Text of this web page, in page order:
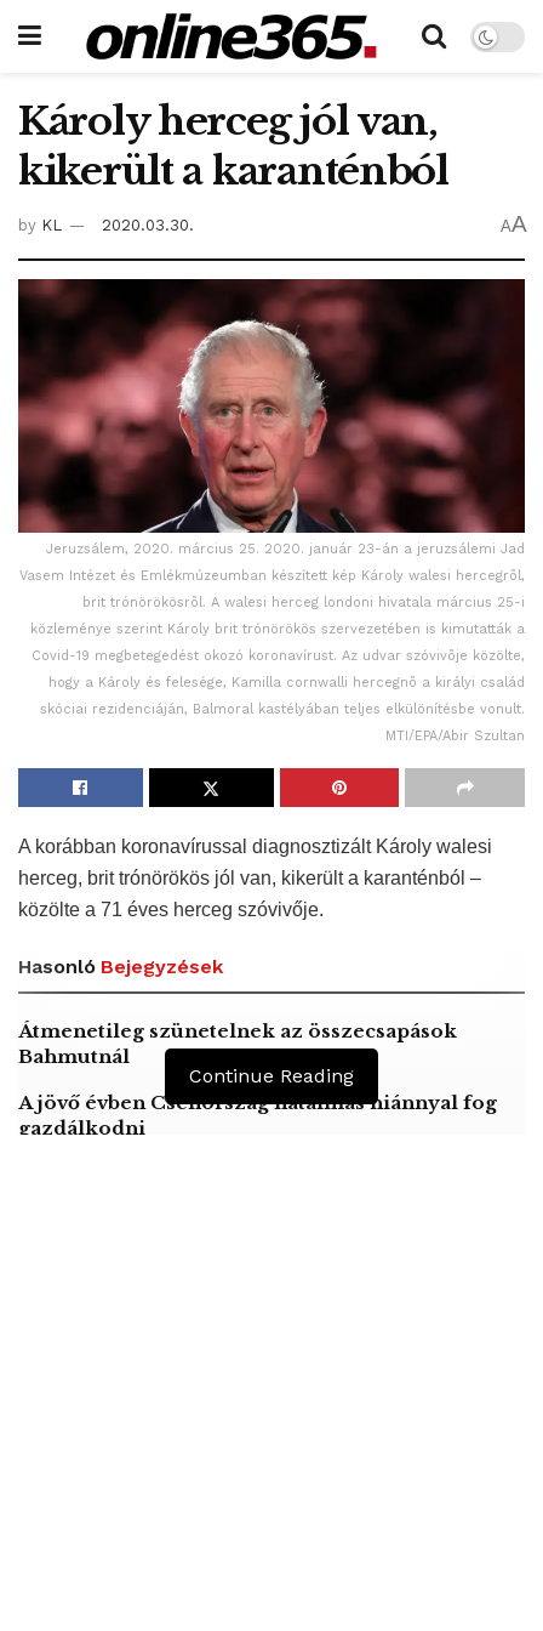
Károly herceg jól van,
kikerült a karanténból
by KL 2020.03.30. AA
Jeruzsálem, 2020. március 25. 2020. január 23-án a jeruzsálemi Jad
Vasem Intézet és Emlékmúzeumban készített kép Károly walesi hercegrõl,
brit trónörökösrõl. A walesi herceg londoni hivatala március 25-i
közleménye szerint Károly brit trónörökös szervezetében is kimutatták a
Covid-19 megbetegedést okozó koronavírust. Az udvar szóvivõje közölte,
hogy a Károly és felesége, Kamilla cornwalli hercegnõ a királyi család
skóciai rezidenciáján, Balmoral kastélyában teljes elkülönítésbe vonult.
MTI/EPA/Abir Szultan
A korábban koronavírussal diagnosztizált Károly walesi
herceg, brit trónörökös jól van, kikerült a karanténból –
közölte a 71 éves herceg szóvivője.
Hasonló Bejegyzések
Átmenetileg szünetelnek az összecsapások
Bahmutnál
A jövő évben Csehország hatalmas hiánnyal fog
gazdálkodni
Continue Reading